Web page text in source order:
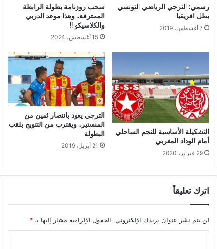
رسمي: الترجي الرياضي التونسي
بطل افريقيا
7 أغسطس، 2019
سحب روزنامة بطولة الرابطة
المحترفة.. وهذا موعد الدربي
والكلاسيكو !!
15 أغسطس، 2024
التشكيلة الأساسية للنجم الساحلي
أمام الوداد المغربي
29 فبراير، 2020
الترجي يعود بانتصار ثمين من
المنستير.. ويقترب من التتويج بلقب
البطولة
21 أبريل، 2019
اترك تعليقاً
لن يتم نشر عنوان بريدك الإلكتروني. الحقول الإلزامية مشار إليها بـ*